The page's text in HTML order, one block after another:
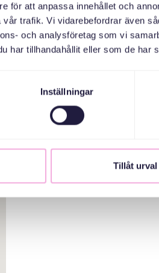
för att anpassa innehållet och
trafik. Vi vidarebefordrar även
och analysföretag som vi
har tillhandahållit eller som de har
Inställningar
Tillåt urval